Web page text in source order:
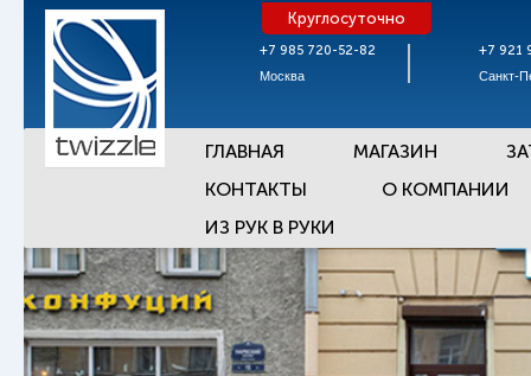
+7 985 720-52-82
Москва
Круглосуточно
+7 921
Санкт-
ГЛАВНАЯ МАГАЗИН
КОНТАКТЫ
О КОМПАНИИ
ИЗ РУК В РУКИ